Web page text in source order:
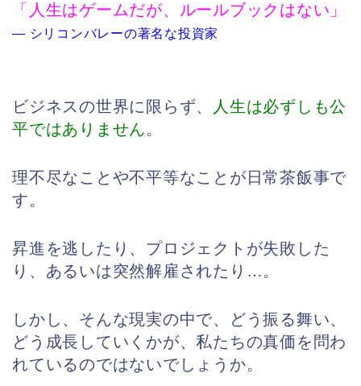
「人生はゲームだが、ルールブックはない」
— シリコンバレーの著名な投資家
ビジネスの世界に限らず、
人生は必ずしも公
平ではありません。
理不尽なことや不平等なことが日常茶飯事で
す。
昇進を逃したり、プロジェクトが失敗した
り、あるいは突然解雇されたり…。
しかし、そんな現実の中で、どう振る舞い、
どう成長していくかが、私たちの真価を問わ
れているのではないでしょうか。